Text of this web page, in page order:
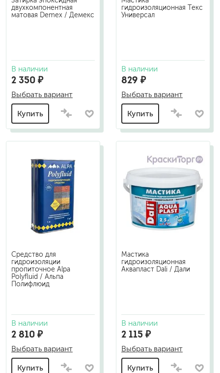
двухкомпонентная
матовая Demex / Демекс
В наличии
2 350 ₽
Выбрать вариант
Купить
гидроизоляционная Текс
Универсал
В наличии
829 ₽
Выбрать вариант
Купить
Средство для
гидроизоляции
пропиточное Alpa
Polyfluid / Альпа
Полифлюид
В наличии
2 810 ₽
Выбрать вариант
Купить
Мастика
гидроизоляционная
Аквапласт Dali / Дали
В наличии
2 115 ₽
Выбрать вариант
Купить